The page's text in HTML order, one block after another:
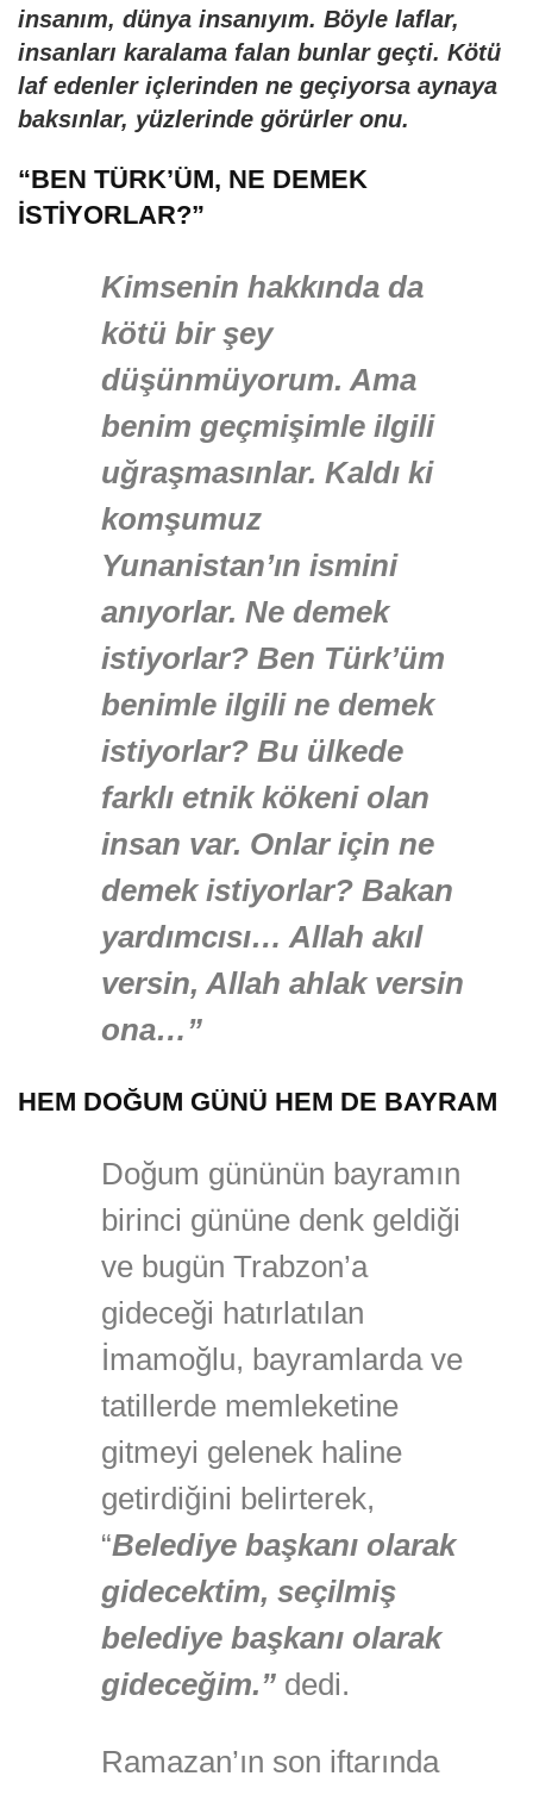
insanım, dünya insanıyım. Böyle laflar,
insanları karalama falan bunlar geçti. Kötü
laf edenler içlerinden ne geçiyorsa aynaya
baksınlar, yüzlerinde görürler onu.
“BEN TÜRK’ÜM, NE DEMEK
İSTİYORLAR?”
Kimsenin hakkında da
kötü bir şey
düşünmüyorum. Ama
benim geçmişimle ilgili
uğraşmasınlar. Kaldı ki
komşumuz
Yunanistan’ın ismini
anıyorlar. Ne demek
istiyorlar? Ben Türk’üm
benimle ilgili ne demek
istiyorlar? Bu ülkede
farklı etnik kökeni olan
insan var. Onlar için ne
demek istiyorlar? Bakan
yardımcısı… Allah akıl
versin, Allah ahlak versin
ona…”
HEM DOĞUM GÜNÜ HEM DE BAYRAM
Doğum gününün bayramın
birinci gününe denk geldiği
ve bugün Trabzon’a
gideceği hatırlatılan
İmamoğlu, bayramlarda ve
tatillerde memleketine
gitmeyi gelenek haline
getirdiğini belirterek,
“Belediye başkanı olarak
gidecektim, seçilmiş
belediye başkanı olarak
gideceğim.” dedi.
Ramazan’ın son iftarında